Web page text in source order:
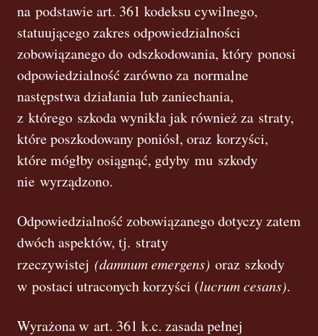
na podstawie art. 361 kodeksu cywilnego,
statuującego zakres odpowiedzialności
zobowiązanego do odszkodowania, który ponosi
odpowiedzialność zarówno za normalne
następstwa działania lub zaniechania,
z którego szkoda wynikła jak również za straty,
które poszkodowany poniósł, oraz korzyści,
które mógłby osiągnąć, gdyby mu szkody
nie wyrządzono.
Odpowiedzialność zobowiązanego dotyczy zatem
dwóch aspektów, tj. straty
rzeczywistej (damnum emergens) oraz szkody
w postaci utraconych korzyści (lucrum cesans).
Wyrażona w art. 361 k.c. zasada pełnej